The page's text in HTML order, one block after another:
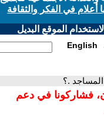
أعلام في الفكر والثقافة
الموقع البديل
English
المساجد .؟
فشاركونا في دعم